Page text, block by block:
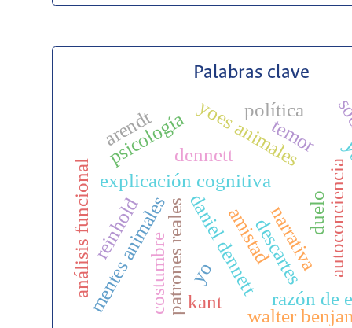
Palabras clave
dennett
explicación cognitiva
análisis funcional daniel dennett
yo narrativa
patrones reales autoconciencia
yoes animales
mentes animales
psicología
descartes
política
amistad
razón de
costumbre
duelo
walter
temor
kant
reinhold
arendt